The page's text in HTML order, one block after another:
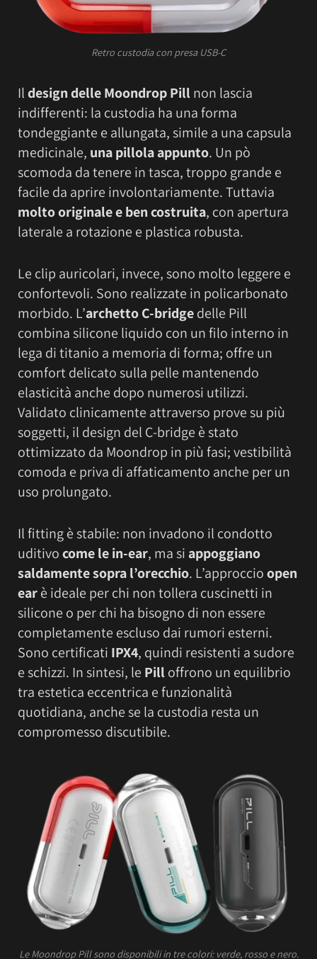
Retro custodia con presa USB-C
Ildesign delle Moondrop Pillnon lascia
indifferenti: la custodia ha una forma
tondeggiante e allungata, simile a una capsula
medicinale, una pillola appunto. Un pò
scomoda da tenere in tasca, troppo grande e
facile da aprire involontariamente. Tuttavia
molto originale e ben costruita, con apertura
laterale a rotazione e plastica robusta.
Le clip auricolari, invece, sono molto leggere e
confortevoli. Sono realizzate in policarbonato
morbido. L’archetto C-bridgedelle Pill
combina silicone liquido con un filo interno in
lega di titanio a memoria di forma; offre un
comfort delicato sulla pelle mantenendo
elasticità anche dopo numerosi utilizzi.
Validato clinicamente attraverso prove su più
soggetti, il design del C-bridge è stato
ottimizzato da Moondrop in più fasi; vestibilità
comoda e priva di affaticamento anche per un
uso prolungato.
Il fitting è stabile: non invadono il condotto
uditivocome le in-ear, ma si appoggiano
saldamente sopra l’orecchio. L’approccioopen
earè ideale per chi non tollera cuscinetti in
silicone o per chi ha bisogno di non essere
completamente escluso dai rumori esterni.
Sono certificati IPX4, quindi resistenti a sudore
e schizzi. In sintesi, le Pilloffrono un equilibrio
tra estetica eccentrica e funzionalità
quotidiana, anche se la custodia resta un
compromesso discutibile.
Le Moondrop Pill sono disponibili in tre colori: verde, rosso e nero.